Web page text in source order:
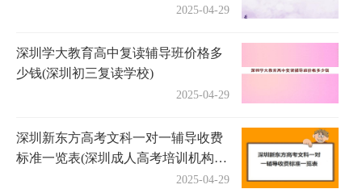
2025-04-29
深圳学大教育高中复读辅导班价格多
少钱(深圳初三复读学校)
2025-04-29
深圳新东方高考文科一对一辅导收费
标准一览表(深圳成人高考培训机构有
2025-04-29